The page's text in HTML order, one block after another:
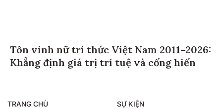
Tôn vinh nữ trí thức Việt Nam 2011–2026:
Khẳng định giá trị trí tuệ và cống hiến
TRANG CHỦ SỰ KIỆN